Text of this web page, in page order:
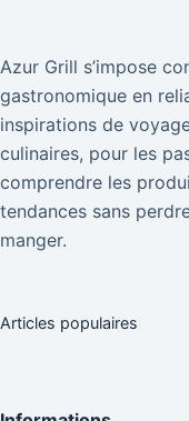
Azur Grill s’impose
gastronomique en
inspirations de
culinaires, pour les
comprendre les
tendances sans
manger.
Articles populaires